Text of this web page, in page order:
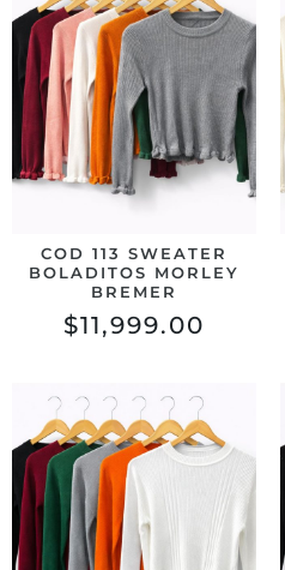
COD 113 SWEATER
BOLADITOS MORLEY
BREMER
$11,999.00